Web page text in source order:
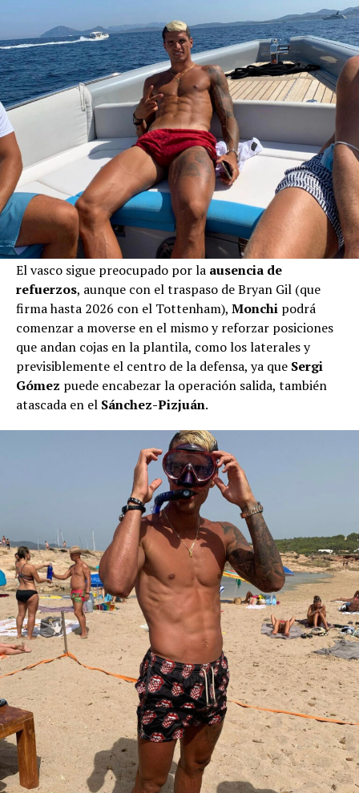
El vasco sigue preocupado por la ausencia de
refuerzos, aunque con el traspaso de Bryan Gil (que
firma hasta 2026 con el Tottenham), Monchi podrá
comenzar a moverse en el mismo y reforzar posiciones
que andan cojas en la plantila, como los laterales y
previsiblemente el centro de la defensa, ya que Sergi
Gómez puede encabezar la operación salida, también
atascada en el Sánchez-Pizjuán.